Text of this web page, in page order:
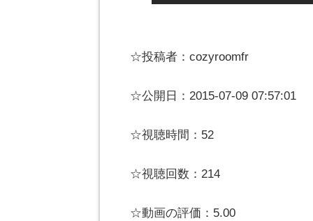
☆投稿者：cozyroomfr
☆公開日：2015-07-09 07:57:01
☆視聴時間：52
☆視聴回数：214
☆動画の評価：5.00